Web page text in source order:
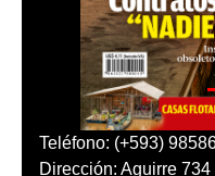
Teléfono: (+593)
Dirección: Aguirre